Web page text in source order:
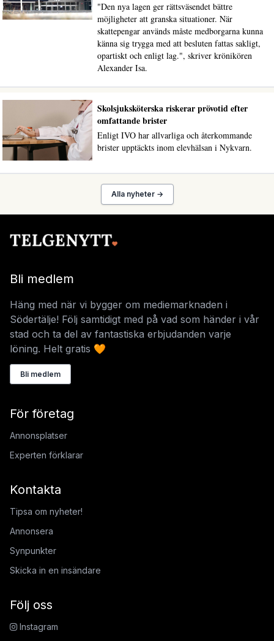
"Den nya lagen ger rättsväsendet bättre
möjligheter att granska situationer. När
skattepengar används måste medborgarna kunna
känna sig trygga med att besluten fattas sakligt,
opartiskt och enligt lag.", skriver krönikören
Alexander Isa.
Skolsjuksköterska riskerar prövotid efter
omfattande brister
Enligt IVO har allvarliga och återkommande
brister upptäckts inom elevhälsan i Nykvarn.
Alla nyheter →
Bli medlem
Häng med när vi bygger om mediemarknaden i
Södertälje! Följ samtidigt med på vad som händer i vår
stad och ta del av fantastiska erbjudanden varje
löning. Helt gratis 🧡
Bli medlem
För företag
Annonsplatser
Experten förklarar
Kontakta
Tipsa om nyheter!
Annonsera
Synpunkter
Skicka in en insändare
Följ oss
Instagram